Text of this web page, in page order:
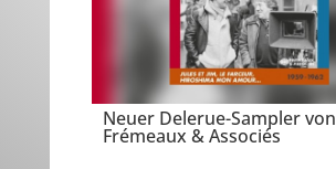
Neuer Delerue-Sampler von
Frémeaux & Associés